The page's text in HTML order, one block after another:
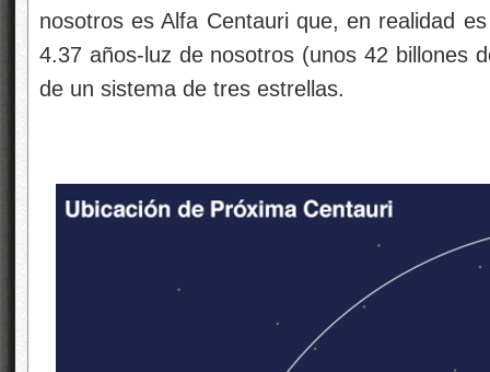
nosotros es Alfa Centauri que, en realidad
4.37 años-luz de nosotros (unos 42 billones
de un sistema de tres estrellas.